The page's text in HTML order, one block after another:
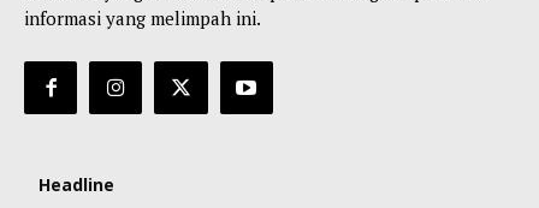
informasi yang melimpah ini.
Headline